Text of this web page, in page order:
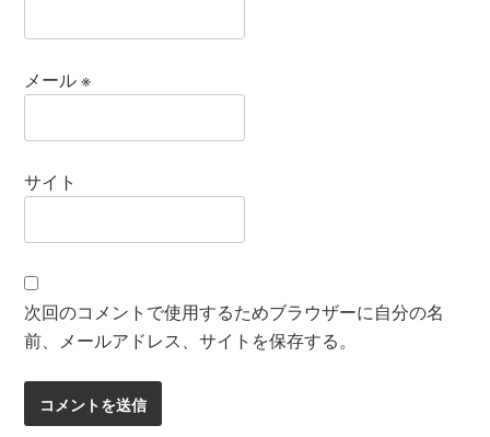
メール※
サイト
次回のコメントで使用するためブラウザーに自分の名
前、メールアドレス、サイトを保存する。